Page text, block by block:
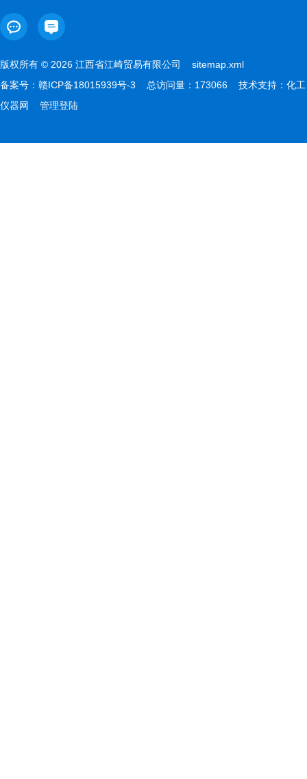
版权所有 © 2026 江西省江崎贸易有限公司 sitemap.xml
备案号： 赣ICP备18015939号-3 总访问量：173066 技术支持： 化工
仪器网
管理登陆